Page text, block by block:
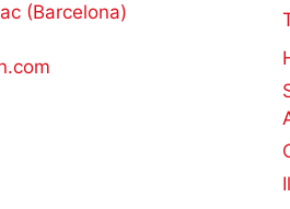
(Barcelona)